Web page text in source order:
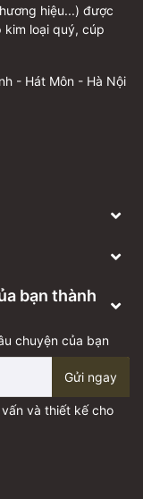
hiệu...) được
kim loại quý, cúp
- Hát Môn - Hà Nội
bạn thành
chuyện của bạn
Gửi ngay
và thiết kế cho